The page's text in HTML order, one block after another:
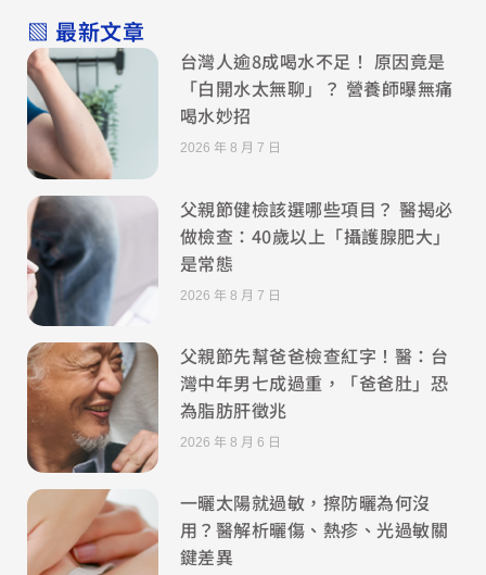
▧ 最新文章
台灣人逾8成喝水不足！ 原因竟是
「白開水太無聊」？ 營養師曝無痛
喝水妙招
2026 年 8 月 7 日
父親節健檢該選哪些項目？ 醫揭必
做檢查：40歲以上「攝護腺肥大」
是常態
2026 年 8 月 7 日
父親節先幫爸爸檢查紅字！醫：台
灣中年男七成過重，「爸爸肚」恐
為脂肪肝徵兆
2026 年 8 月 6 日
一曬太陽就過敏，擦防曬為何沒
用？醫解析曬傷、熱疹、光過敏關
鍵差異